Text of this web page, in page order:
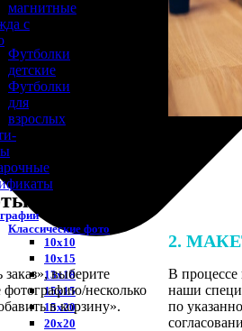
магнитные
с
Футболки
детские
Футболки
для
взрослых
Классические фото
10х10
10х15
13х18
15х15
15х20
20х20
выберите
фотографию/несколько
в корзину».
2.
В процессе
наши
по